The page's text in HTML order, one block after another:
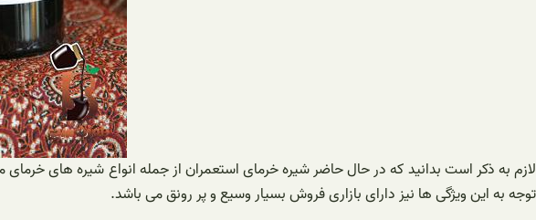
لازم به ذکر است بدانید که در حال حاضر شیره خرمای استعمران از جمله انواع شیره های
توجه به این ویژگی ‌ها نیز دارای بازاری فروش بسیار وسیع و پر رونق می باشد.